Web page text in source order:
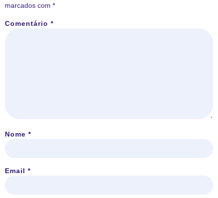
marcados com *
Comentário *
Nome *
Email *